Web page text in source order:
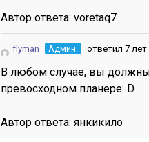
Автор ответа:voretaq7
flyman Админ. ответил 7 лет
В любом случае, вы должны
превосходном планере: D
Автор ответа:янкикило